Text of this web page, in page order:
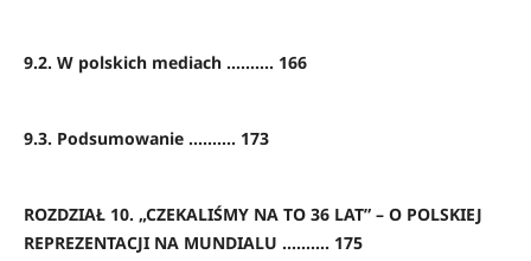
9.2. W polskich mediach .......... 166
9.3. Podsumowanie .......... 173
ROZDZIAŁ 10. „CZEKALIŚMY NA TO 36 LAT” – O POLSKIEJ
REPREZENTACJI NA MUNDIALU .......... 175